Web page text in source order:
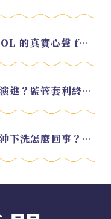
EP.219 從銀行高管轉職幣圈 KOL 的真實心聲 feat.龜大
EP.217 美元穩定幣未來會如何演進？監管套利終將收斂？feat. 研究員 余哲安
EP.213 川普大攪局：袋鼠市上沖下洗怎麼回事？feat. Alvin